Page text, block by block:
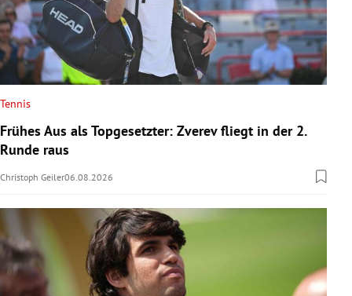
Tennis
Frühes Aus als Topgesetzter: Zverev fliegt in der 2.
Runde raus
Christoph Geiler06.08.2026